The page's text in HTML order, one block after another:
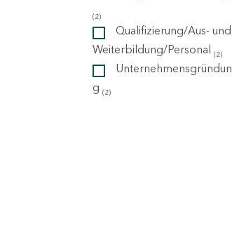
(2)
Qualifizierung/Aus- und
Weiterbildung/Personal (2)
Unternehmensgründun
g (2)